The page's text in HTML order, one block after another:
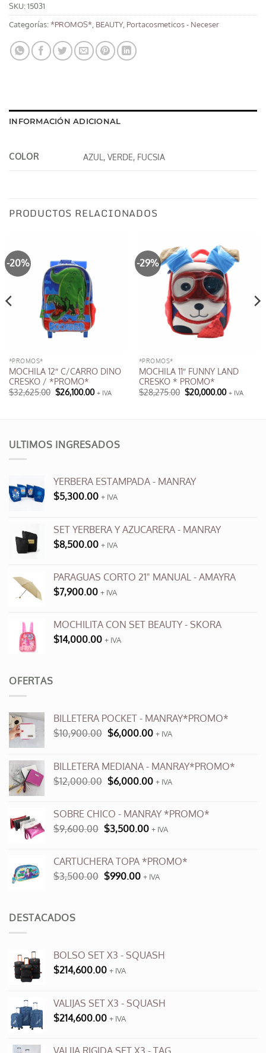
SKU:15031
Categorías:*PROMOS*, BEAUTY, Portacosmeticos - Neceser
INFORMACIÓN ADICIONAL
COLOR AZUL, VERDE, FUCSIA
PRODUCTOS RELACIONADOS
-20%
*PROMOS*
MOCHILA 12″ C/CARRO DINO
CRESKO / *PROMO*
$32,625.00 El
precio
$26,100.00El+ IVA
-29%
*PROMOS*
MOCHILA 11″ FUNNY LAND
CRESKO * PROMO*
$28,275.00 El
precio
$20,000.00El+ IVA
ULTIMOS INGRESADOS
YERBERA ESTAMPADA - MANRAY
$5,300.00 + IVA
SET YERBERA Y AZUCARERA - MANRAY
$8,500.00 + IVA
PARAGUAS CORTO 21" MANUAL - AMAYRA
$7,900.00 + IVA
MOCHILITA CON SET BEAUTY - SKORA
$14,000.00 + IVA
OFERTAS
BILLETERA POCKET - MANRAY*PROMO*
$10,900.00 El
era:
$10,900.00.
$6,000.00El
es:
$6,000.00.
+ IVA
BILLETERA MEDIANA - MANRAY*PROMO*
$12,000.00 El
era:
$12,000.00.
$6,000.00El
es:
$6,000.00.
+ IVA
SOBRE CHICO - MANRAY *PROMO*
$9,600.00 El
era:
$9,600.00.
$3,500.00El
es:
$3,500.00.
+ IVA
CARTUCHERA TOPA *PROMO*
$3,500.00 El
$990.00El+ IVA
DESTACADOS
BOLSO SET X3 - SQUASH
$214,600.00 + IVA
VALIJAS SET X3 - SQUASH
$214,600.00 + IVA
VALIJA RIGIDA SET X3 - TAG